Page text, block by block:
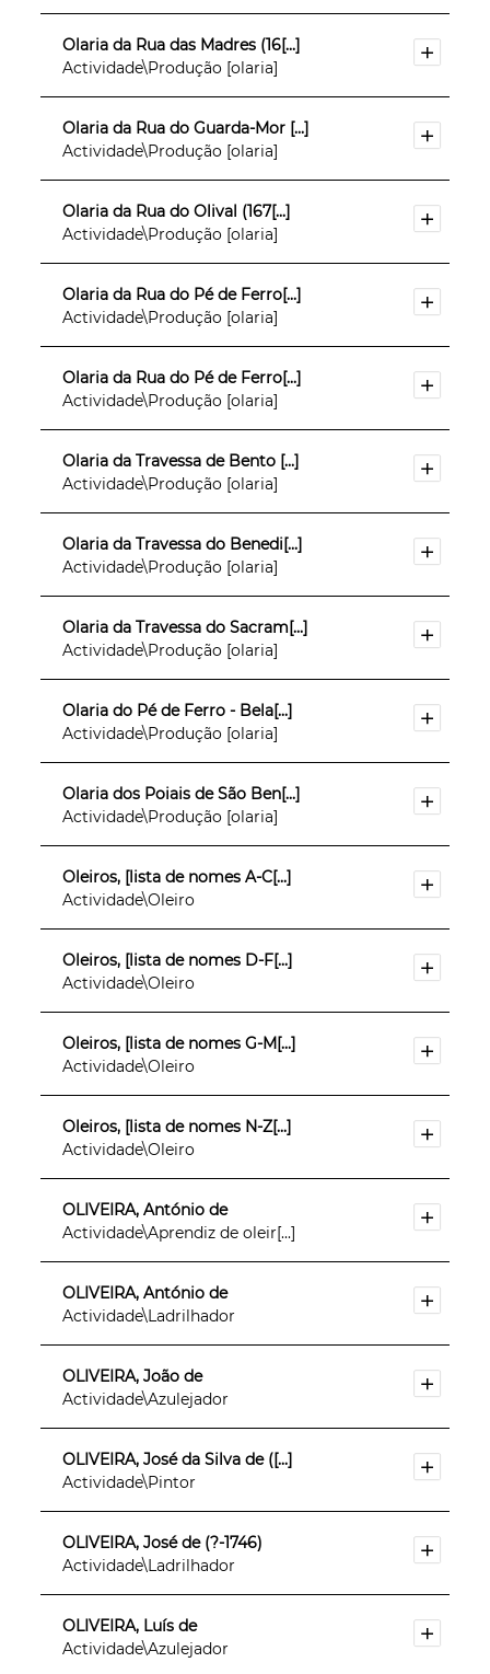
Olaria da Rua das Madres (16[...]
Actividade\Produção [olaria]
Olaria da Rua do Guarda-Mor [...]
Actividade\Produção [olaria]
Olaria da Rua do Olival (167[...]
Actividade\Produção [olaria]
Olaria da Rua do Pé de Ferro[...]
Actividade\Produção [olaria]
Olaria da Rua do Pé de Ferro[...]
Actividade\Produção [olaria]
Olaria da Travessa de Bento [...]
Actividade\Produção [olaria]
Olaria da Travessa do Benedi[...]
Actividade\Produção [olaria]
Olaria da Travessa do Sacram[...]
Actividade\Produção [olaria]
Olaria do Pé de Ferro - Bela[...]
Actividade\Produção [olaria]
Olaria dos Poiais de São Ben[...]
Actividade\Produção [olaria]
Oleiros, [lista de nomes A-C[...]
Actividade\Oleiro
Oleiros, [lista de nomes D-F[...]
Actividade\Oleiro
Oleiros, [lista de nomes G-M[...]
Actividade\Oleiro
Oleiros, [lista de nomes N-Z[...]
Actividade\Oleiro
OLIVEIRA, António de
Actividade\Aprendiz de oleir[...]
OLIVEIRA, António de
Actividade\Ladrilhador
OLIVEIRA, João de
Actividade\Azulejador
OLIVEIRA, José da Silva de ([...]
Actividade\Pintor
OLIVEIRA, José de (?-1746)
Actividade\Ladrilhador
OLIVEIRA, Luís de
Actividade\Azulejador